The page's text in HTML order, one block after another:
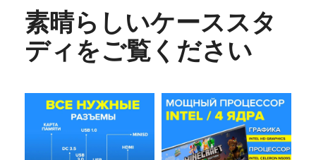
素晴らしいケーススタ
ディをご覧ください